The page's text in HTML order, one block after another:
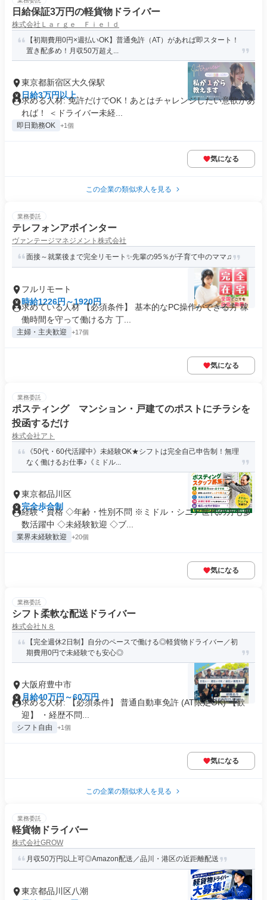
日給保証3万円の軽貨物ドライバー
株式会社Ｌａｒｇｅ Ｆｉｅｌｄ
【初期費用0円×週払いOK】普通免許（AT）があれば即スタート！
置き配多め！月収50万超え...
東京都新宿区大久保駅
日給3万円以上
求める人材: 免許だけでOK！あとはチャレンジしたい意欲があ
れば！ ＜ドライバー未経...
即日勤務OK +1個
気になる
この企業の類似求人を見る
業務委託
テレフォンアポインター
ヴァンテージマネジメント株式会社
面接～就業後まで完全リモート✨先輩の95％が子育て中のママ♫
フルリモート
時給1226円～1920円
求めている人材 【必須条件】 基本的なPC操作ができる方 稼
働時間を守って働ける方 丁...
主婦・主夫歓迎 +17個
気になる
業務委託
ポスティング マンション・戸建てのポストにチラシを
投函するだけ
株式会社アト
《50代・60代活躍中》未経験OK★シフトは完全自己申告制！無理
なく働けるお仕事♪《ミドル...
東京都品川区
完全歩合制
経験・資格 ◇年齢・性別不問 ※ミドル・シニア世代の方も多
数活躍中 ◇未経験歓迎 ◇ブ...
業界未経験歓迎 +20個
気になる
業務委託
シフト柔軟な配送ドライバー
株式会社Ｎ８
【完全週休2日制】自分のペースで働ける◎軽貨物ドライバー／初
期費用0円で未経験でも安心◎
大阪府豊中市
月給40万円～60万円
求める人材: 【必須条件】 普通自動車免許 (AT限定OK) 【歓
迎】 ・経歴不問...
シフト自由 +1個
気になる
この企業の類似求人を見る
業務委託
軽貨物ドライバー
株式会社GROW
月収50万円以上可◎Amazon配送／品川・港区の近距離配送
東京都品川区八潮